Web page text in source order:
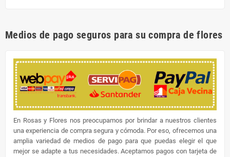
Medios de pago seguros para su compra de flores
En Rosas y Flores nos preocupamos por brindar a nuestros clientes
una experiencia de compra segura y cómoda. Por eso, ofrecemos una
amplia variedad de medios de pago para que puedas elegir el que
mejor se adapte a tus necesidades. Aceptamos pagos con tarjeta de